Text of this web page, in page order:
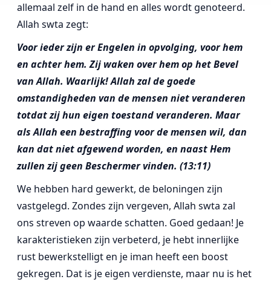
allemaal zelf in de hand en alles wordt genoteerd.
Allah swta zegt:
Voor ieder zijn er Engelen in opvolging, voor hem
en achter hem. Zij waken over hem op het Bevel
van Allah. Waarlijk! Allah zal de goede
omstandigheden van de mensen niet veranderen
totdat zij hun eigen toestand veranderen. Maar
als Allah een bestraffing voor de mensen wil, dan
kan dat niet afgewend worden, en naast Hem
zullen zij geen Beschermer vinden. (13:11)
We hebben hard gewerkt, de beloningen zijn
vastgelegd. Zondes zijn vergeven, Allah swta zal
ons streven op waarde schatten. Goed gedaan! Je
karakteristieken zijn verbeterd, je hebt innerlijke
rust bewerkstelligt en je iman heeft een boost
gekregen. Dat is je eigen verdienste, maar nu is het